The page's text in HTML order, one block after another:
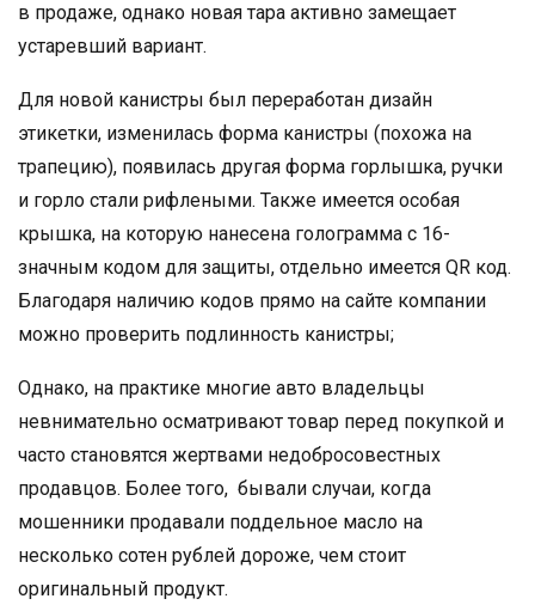
в продаже, однако новая тара активно замещает
устаревший вариант.
Для новой канистры был переработан дизайн
этикетки, изменилась форма канистры (похожа на
трапецию), появилась другая форма горлышка, ручки
и горло стали рифлеными. Также имеется особая
крышка, на которую нанесена голограмма с 16-
значным кодом для защиты, отдельно имеется QR код.
Благодаря наличию кодов прямо на сайте компании
можно проверить подлинность канистры;
Однако, на практике многие авто владельцы
невнимательно осматривают товар перед покупкой и
часто становятся жертвами недобросовестных
продавцов. Более того, бывали случаи, когда
мошенники продавали поддельное масло на
несколько сотен рублей дороже, чем стоит
оригинальный продукт.